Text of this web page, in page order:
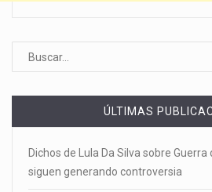
ÚLTIMAS
Dichos de Lula Da Silva sobre
siguen generando controversia